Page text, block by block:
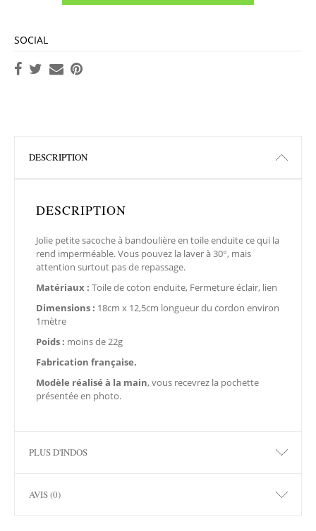
SOCIAL
DESCRIPTION
DESCRIPTION
Jolie petite sacoche à bandoulière en toile enduite ce qui la
rend imperméable. Vous pouvez la laver à 30°, mais
attention surtout pas de repassage.
Matériaux : Toile de coton enduite, Fermeture éclair, lien
Dimensions : 18cm x 12,5cm longueur du cordon environ
1mètre
Poids : moins de 22g
Fabrication française.
Modèle réalisé à la main, vous recevrez la pochette
présentée en photo.
PLUS D'INDOS
AVIS (0)